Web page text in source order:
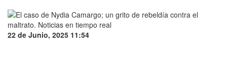
22 de Junio, 2025 11:54